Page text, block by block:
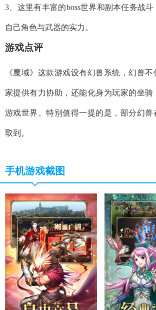
3、这里有丰富的boss世界和副本任务战
自己角色与武器的实力。
游戏点评
《魔域》这款游戏设有幻兽系统，幻兽
家提供有力协助，还能化身为玩家的坐骑
游戏世界。特别值得一提的是，部分幻兽
取到。
手机游戏截图